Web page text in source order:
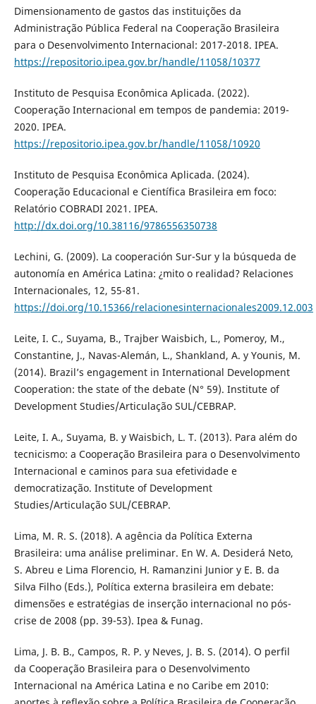
Dimensionamento de gastos das instituições da
Administração Pública Federal na Cooperação Brasileira
para o Desenvolvimento Internacional: 2017-2018. IPEA.
https://repositorio.ipea.gov.br/handle/11058/10377
Instituto de Pesquisa Econômica Aplicada. (2022).
Cooperação Internacional em tempos de pandemia: 2019-
2020. IPEA.
https://repositorio.ipea.gov.br/handle/11058/10920
Instituto de Pesquisa Econômica Aplicada. (2024).
Cooperação Educacional e Científica Brasileira em foco:
Relatório COBRADI 2021. IPEA.
http://dx.doi.org/10.38116/9786556350738
Lechini, G. (2009). La cooperación Sur-Sur y la búsqueda de
autonomía en América Latina: ¿mito o realidad? Relaciones
Internacionales, 12, 55-81.
https://doi.org/10.15366/relacionesinternacionales2009.12.003
Leite, I. C., Suyama, B., Trajber Waisbich, L., Pomeroy, M.,
Constantine, J., Navas-Alemán, L., Shankland, A. y Younis, M.
(2014). Brazil’s engagement in International Development
Cooperation: the state of the debate (N° 59). Institute of
Development Studies/Articulação SUL/CEBRAP.
Leite, I. A., Suyama, B. y Waisbich, L. T. (2013). Para além do
tecnicismo: a Cooperação Brasileira para o Desenvolvimento
Internacional e caminos para sua efetividade e
democratização. Institute of Development
Studies/Articulação SUL/CEBRAP.
Lima, M. R. S. (2018). A agência da Política Externa
Brasileira: uma análise preliminar. En W. A. Desiderá Neto,
S. Abreu e Lima Florencio, H. Ramanzini Junior y E. B. da
Silva Filho (Eds.), Política externa brasileira em debate:
dimensões e estratégias de inserção internacional no pós-
crise de 2008 (pp. 39-53). Ipea & Funag.
Lima, J. B. B., Campos, R. P. y Neves, J. B. S. (2014). O perfil
da Cooperação Brasileira para o Desenvolvimento
Internacional na América Latina e no Caribe em 2010: